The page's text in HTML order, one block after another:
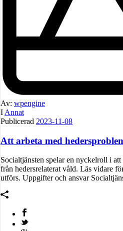
Av: wpengine
I Annat
Publicerad 2023-11-08
Att arbeta med
Socialtjänsten spelar en nyckelroll i
från hedersrelaterat våld. Läs vidare
utförs. Uppgifter och ansvar